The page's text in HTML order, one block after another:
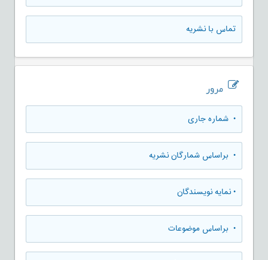
تماس با نشریه
مرور
• شماره جاری
• براساس شمارگان نشریه
•نمایه نویسندگان
• براساس موضوعات